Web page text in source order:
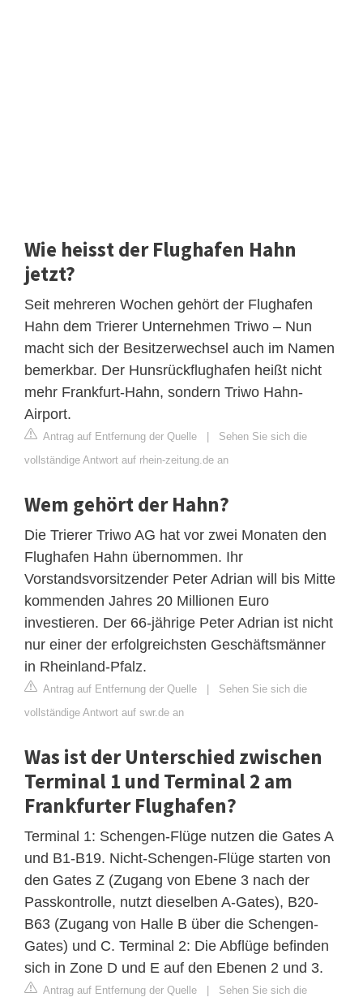
Wie heisst der Flughafen Hahn
jetzt?
Seit mehreren Wochen gehört der Flughafen
Hahn dem Trierer Unternehmen Triwo – Nun
macht sich der Besitzerwechsel auch im Namen
bemerkbar. Der Hunsrückflughafen heißt nicht
mehr Frankfurt-Hahn, sondern Triwo Hahn-
Airport.
Antrag auf Entfernung der Quelle | Sehen Sie sich die
vollständige Antwort auf rhein-zeitung.de an
Wem gehört der Hahn?
Die Trierer Triwo AG hat vor zwei Monaten den
Flughafen Hahn übernommen. Ihr
Vorstandsvorsitzender Peter Adrian will bis Mitte
kommenden Jahres 20 Millionen Euro
investieren. Der 66-jährige Peter Adrian ist nicht
nur einer der erfolgreichsten Geschäftsmänner
in Rheinland-Pfalz.
Antrag auf Entfernung der Quelle | Sehen Sie sich die
vollständige Antwort auf swr.de an
Was ist der Unterschied zwischen
Terminal 1 und Terminal 2 am
Frankfurter Flughafen?
Terminal 1: Schengen-Flüge nutzen die Gates A
und B1-B19. Nicht-Schengen-Flüge starten von
den Gates Z (Zugang von Ebene 3 nach der
Passkontrolle, nutzt dieselben A-Gates), B20-
B63 (Zugang von Halle B über die Schengen-
Gates) und C. Terminal 2: Die Abflüge befinden
sich in Zone D und E auf den Ebenen 2 und 3.
Antrag auf Entfernung der Quelle | Sehen Sie sich die